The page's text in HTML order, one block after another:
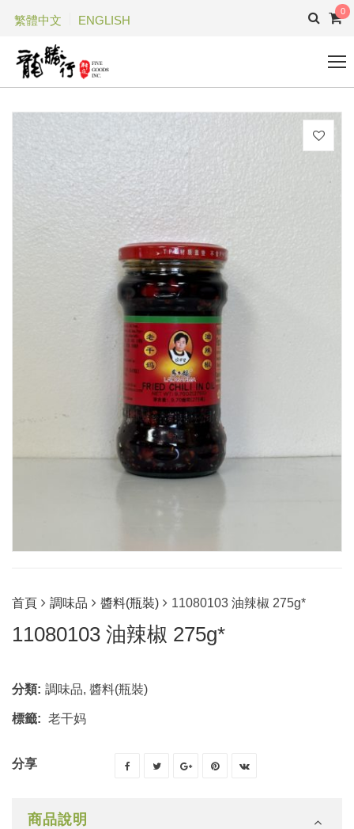
繁體中文 ENGLISH
0
首頁 調味品 醬料(瓶裝) 11080103 油辣椒 275g*
11080103 油辣椒 275g*
分類: 調味品, 醬料(瓶裝)
標籤: 老干妈
分享
商品說明